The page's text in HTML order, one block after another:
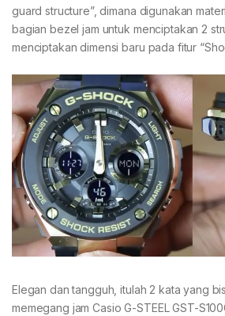
guard structure”, dimana digunakan
bagian bezel jam untuk menciptakan 2
menciptakan dimensi baru pada fitur
Elegan dan tangguh, itulah 2 kata yang
memegang jam Casio G-STEEL GST-